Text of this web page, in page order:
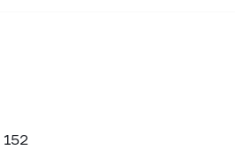
152